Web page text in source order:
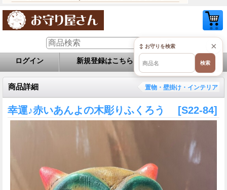
ログイン 新規登録はこちら お問い合せ
商品詳細 置物・壁掛け・インテリア
幸運♪赤いあんよの木彫りふくろう [S22-84]
×
↕ お守りを検索
検索